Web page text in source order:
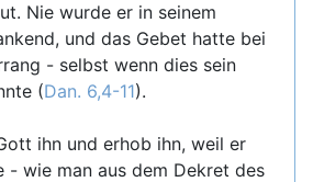
Nie wurde er in seinem
und das Gebet hatte bei
- selbst wenn dies sein
(Dan. 6,4-11).
ihn und erhob ihn, weil er
- wie man aus dem Dekret des